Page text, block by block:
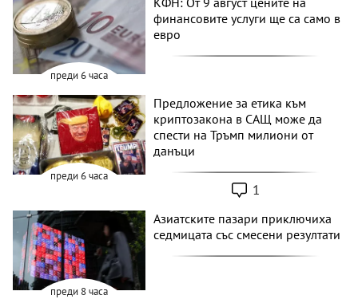
преди 6 часа
финансовите услуги ще са само в
евро
преди 6 часа
Предложение за етика към
криптозакона в САЩ може да
спести на Тръмп милиони от
данъци
1
преди 8 часа
Азиатските пазари приключиха
седмицата със смесени резултати